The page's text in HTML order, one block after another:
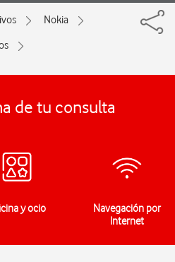
Nokia
de tu consulta
y ocio
Navegación por
Internet